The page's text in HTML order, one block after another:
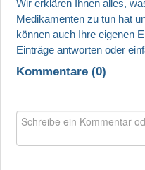
Kommentare (0)